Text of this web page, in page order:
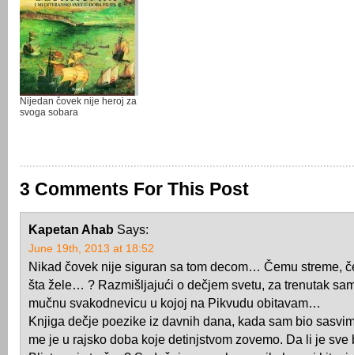
Nijedan čovek nije heroj za
svoga sobara
3 Comments For This Post
Kapetan Ahab Says:
June 19th, 2013 at 18:52
Nikad čovek nije siguran sa tom decom… Čemu streme,
šta žele… ? Razmišljajući o dečjem svetu, za trenutak
mučnu svakodnevicu u kojoj na Pikvudu obitavam…
Knjiga dečje poezike iz davnih dana, kada sam bio
me je u rajsko doba koje detinjstvom zovemo. Da li je sve